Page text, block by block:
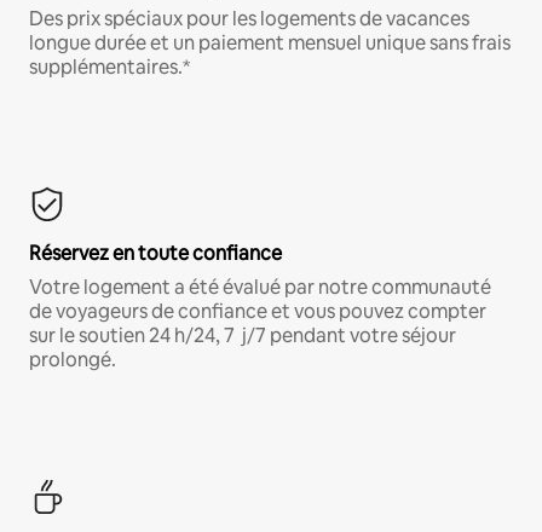
Des prix spéciaux pour les logements de vacances
longue durée et un paiement mensuel unique sans frais
supplémentaires.*
Réservez en toute confiance
Votre logement a été évalué par notre communauté
de voyageurs de confiance et vous pouvez compter
sur le soutien 24 h/24, 7 j/7 pendant votre séjour
prolongé.